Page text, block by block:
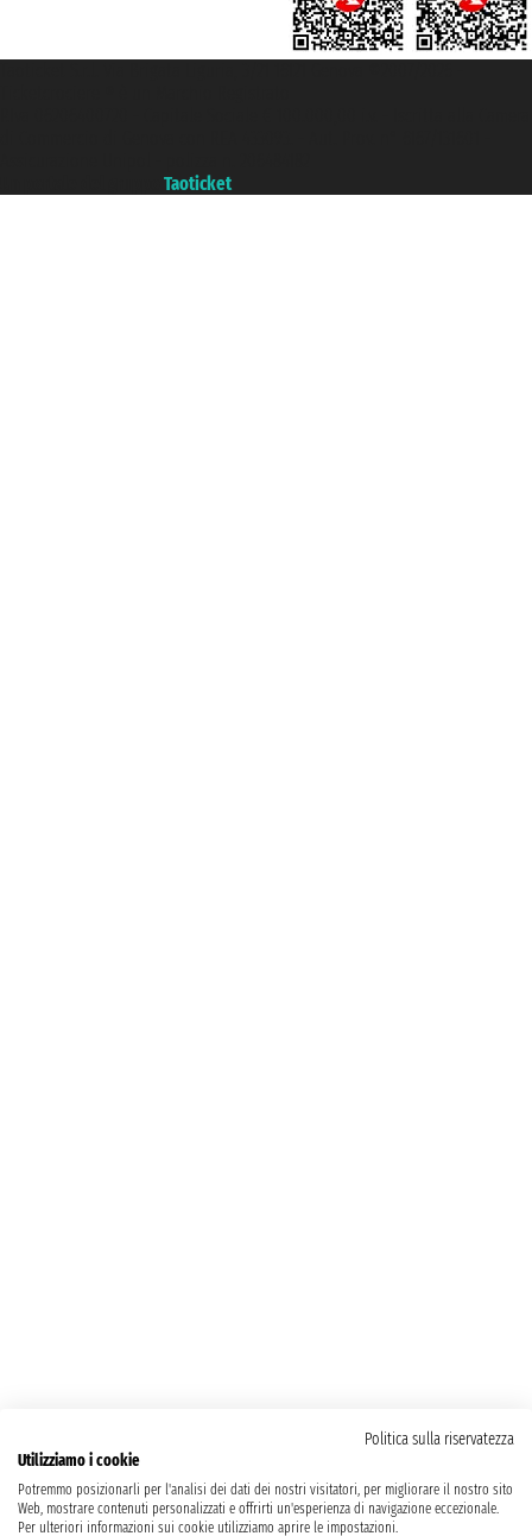
Taoticket
Politica sulla riservatezza
Utilizziamo i cookie
Potremmo posizionarli per l'analisi dei dati dei nostri visitatori, per migliorare il nostro sito
Web, mostrare contenuti personalizzati e offrirti un'esperienza di navigazione eccezionale.
Per ulteriori informazioni sui cookie utilizziamo aprire le impostazioni.